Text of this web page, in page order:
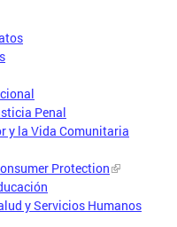
Penal
y la Vida Comunitaria
Protection
y Servicios Humanos